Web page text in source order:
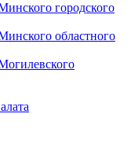
городского
областного